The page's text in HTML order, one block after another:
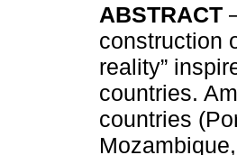
ABSTRACT
construction
reality”
countries.
countries